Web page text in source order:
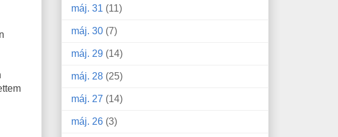
máj. 31 (11)
máj. 30 (7)
máj. 29 (14)
máj. 28 (25)
máj. 27 (14)
máj. 26 (3)